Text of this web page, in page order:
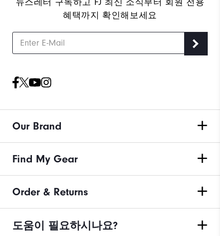
평일 오후 3시 이전 주문 시 당일 출고를 원칙으로 하
뉴스레터 구독하고 FJ 최신 소식부터 회원 전용
혜택까지 확인해보세요
Our Brand
Find My Gear
Order & Returns
도움이 필요하시나요?